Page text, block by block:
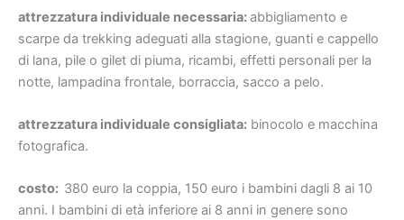
attrezzatura individuale necessaria:abbigliamento e
scarpe da trekking adeguati alla stagione, guanti e cappello
di lana, pile o gilet di piuma, ricambi, effetti personali per la
notte, lampadina frontale, borraccia, sacco a pelo.
attrezzatura individuale consigliata: binocolo e macchina
fotografica.
costo: 380 euro la coppia, 150 euro i bambini dagli 8 ai 10
anni. I bambini di età inferiore ai 8 anni in genere sono